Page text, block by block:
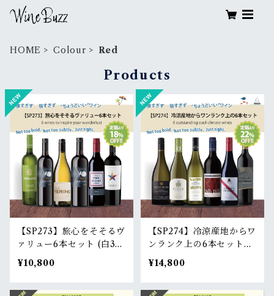
HOME Colour Red
Products
【SP273】旅心をそそるヴ
ァリュー6本セット (白3
本・赤3本)｜ 6 wines to
inspire your wanderlus
t (3white, 3red)
¥10,800
【SP274】冷涼産地からワ
ンランク上の6本セット
(白3本・赤3本)｜ 6 outst
anding cool-climate wi
nes (3white, 3red)
¥14,800